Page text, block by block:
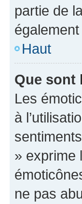
partie de
Haut
Que sont
Les
à
» exprime
ne pas